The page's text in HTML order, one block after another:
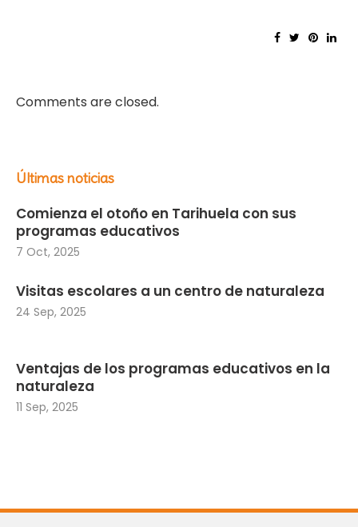
Comments are closed.
Últimas noticias
Comienza el otoño en Tarihuela con sus
programas educativos
7 Oct, 2025
Visitas escolares a un centro de naturaleza
24 Sep, 2025
Ventajas de los programas educativos en la
naturaleza
11 Sep, 2025